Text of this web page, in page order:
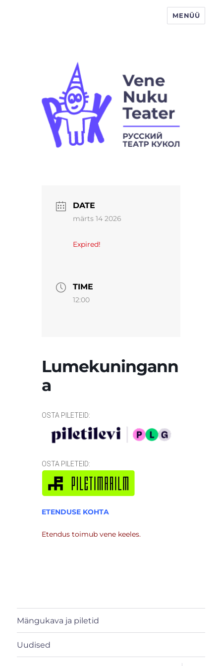
MENÜÜ
DATE
märts 14 2026
Expired!
TIME
12:00
Lumekuningann
a
OSTA PILETEID:
OSTA PILETEID:
ETENDUSE KOHTA
Etendus toimub vene keeles.
Mängukava ja piletid
Uudised